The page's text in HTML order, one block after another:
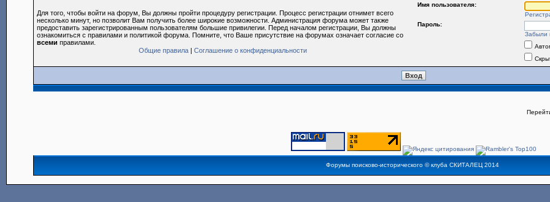
Для того, чтобы войти на форум, Вы должны пройти процедуру регистрации. Процесс регистрации отнимет всего
несколько минут, но позволит Вам получить более широкие возможности. Администрация форума может также
предоставить зарегистрированным пользователям большие привилегии. Перед началом регистрации, Вы должны
ознакомиться с правилами и политикой форума. Помните, что Ваше присутствие на форумах означает согласие со
всеми правилами.
Общие правила |Соглашение о конфиденциальности
Имя пользователя:
Пароль:
Забыли
Форумы поисково-исторического ©клуба СКИТАЛЕЦ2014